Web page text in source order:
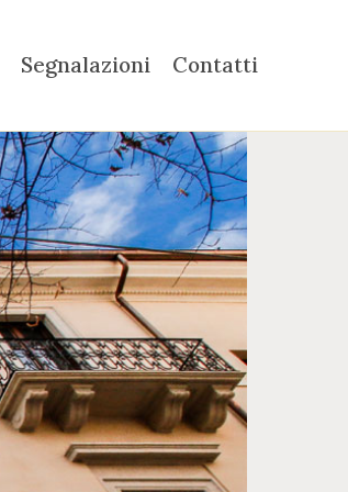
Segnalazioni Contatti